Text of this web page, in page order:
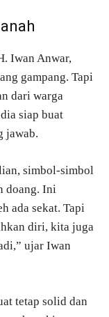
Iwan Anwar,
gampang. Tapi
dari warga
siap buat
jawab.
simbol-simbol
doang. Ini
ada sekat. Tapi
diri, kita juga
ujar Iwan
tetap solid dan